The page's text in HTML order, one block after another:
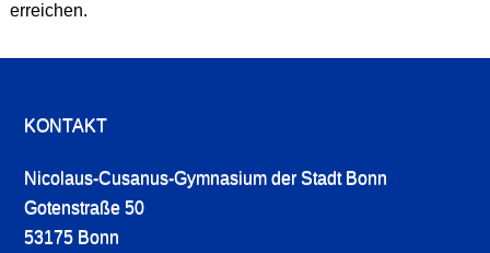
erreichen.
KONTAKT
Nicolaus-Cusanus-Gymnasium der Stadt Bonn
Gotenstraße 50
53175 Bonn